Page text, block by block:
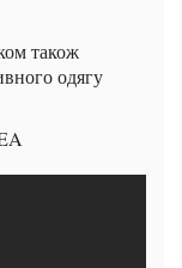
також
одягу